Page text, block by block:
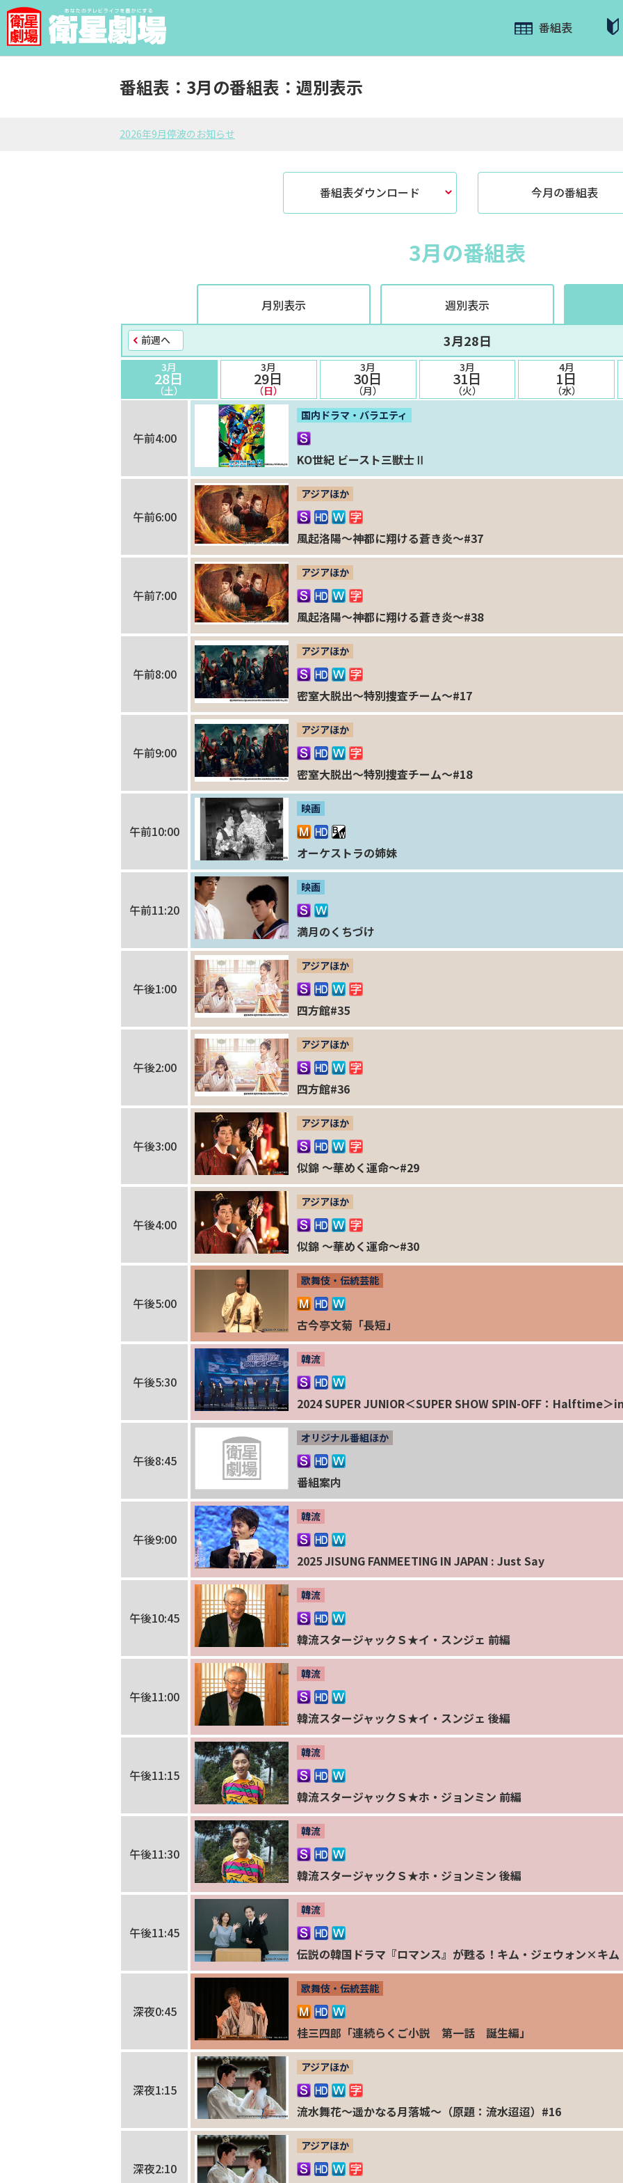
番組表
番組表：3月の番組表：週別表示
2026年9月停波のお知らせ
番組表ダウンロード 今月の番組表
3月の番組表
月別表示 週別表示
前週へ 3月28日
3月
28日
（土）
3月
29日
（日）
3月
30日
（月）
3月
31日
（火）
4月
1日
（水）
午前4:00
国内ドラマ・バラエティ
KO世紀 ビースト三獣士Ⅱ
午前6:00
アジアほか
風起洛陽～神都に翔ける蒼き炎～#37
午前7:00
アジアほか
風起洛陽～神都に翔ける蒼き炎～#38
午前8:00
アジアほか
密室大脱出～特別捜査チーム～#17
午前9:00
アジアほか
密室大脱出～特別捜査チーム～#18
午前10:00
映画
オーケストラの姉妹
午前11:20
映画
満月のくちづけ
午後1:00
アジアほか
四方館#35
午後2:00
アジアほか
四方館#36
午後3:00
アジアほか
似錦 ～華めく運命～#29
午後4:00
アジアほか
似錦 ～華めく運命～#30
午後5:00
歌舞伎・伝統芸能
古今亭文菊「長短」
午後5:30
韓流
2024 SUPER JUNIOR＜SUPER SHOW SPIN-OFF：Halftime＞
午後8:45
オリジナル番組ほか
番組案内
午後9:00
韓流
2025 JISUNG FANMEETING IN JAPAN : Just Say
午後10:45
韓流
韓流スタージャックＳ★イ・スンジェ 前編
午後11:00
韓流
韓流スタージャックＳ★イ・スンジェ 後編
午後11:15
韓流
韓流スタージャックＳ★ホ・ジョンミン 前編
午後11:30
韓流
韓流スタージャックＳ★ホ・ジョンミン 後編
午後11:45
韓流
伝説の韓国ドラマ『ロマンス』が甦る！キム・ジェウォン×キム
深夜0:45
歌舞伎・伝統芸能
桂三四郎「連続らくご小説 第一話 誕生編」
深夜1:15
アジアほか
流水舞花～遥かなる月落城～（原題：流水迢迢）#16
深夜2:10
アジアほか